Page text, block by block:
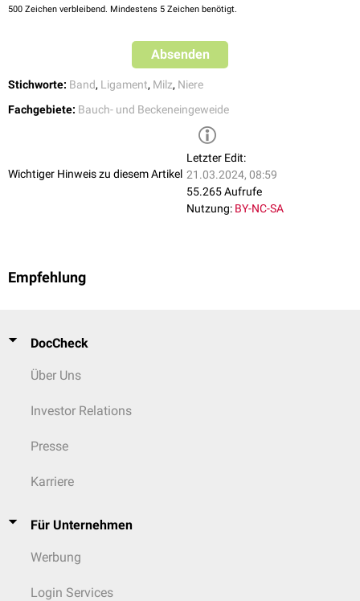
500 Zeichen verbleibend. Mindestens 5 Zeichen benötigt.
Absenden
Stichworte: Band, Ligament, Milz, Niere
Fachgebiete: Bauch- und Beckeneingeweide
Wichtiger Hinweis zu diesem Artikel
Letzter Edit:
21.03.2024, 08:59
55.265 Aufrufe
Nutzung: BY-NC-SA
Empfehlung
DocCheck
Über Uns
Investor Relations
Presse
Karriere
Für Unternehmen
Werbung
Login Services